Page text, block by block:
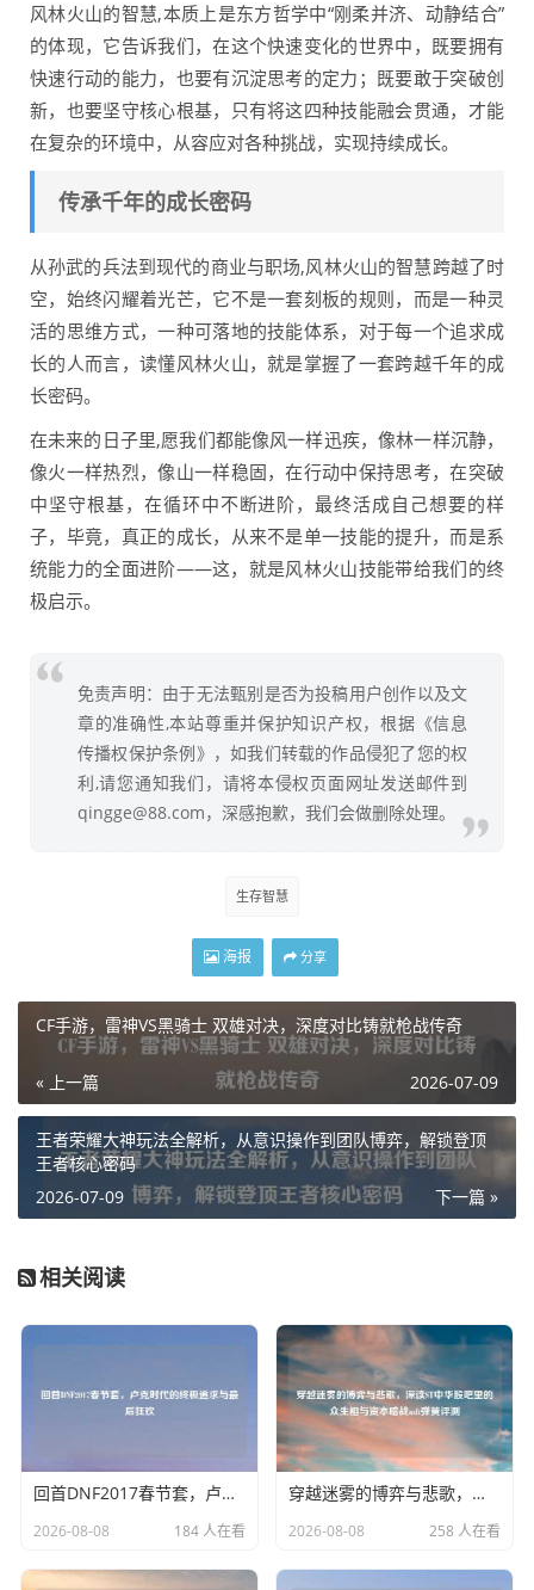
风林火山的智慧,本质上是东方哲学中“刚柔并济、动静结合”
的体现，它告诉我们，在这个快速变化的世界中，既要拥有
快速行动的能力，也要有沉淀思考的定力；既要敢于突破创
新，也要坚守核心根基，只有将这四种技能融会贯通，才能
在复杂的环境中，从容应对各种挑战，实现持续成长。
传承千年的成长密码
从孙武的兵法到现代的商业与职场,风林火山的智慧跨越了时
空，始终闪耀着光芒，它不是一套刻板的规则，而是一种灵
活的思维方式，一种可落地的技能体系，对于每一个追求成
长的人而言，读懂风林火山，就是掌握了一套跨越千年的成
长密码。
在未来的日子里,愿我们都能像风一样迅疾，像林一样沉静，
像火一样热烈，像山一样稳固，在行动中保持思考，在突破
中坚守根基，在循环中不断进阶，最终活成自己想要的样
子，毕竟，真正的成长，从来不是单一技能的提升，而是系
统能力的全面进阶——这，就是风林火山技能带给我们的终
极启示。
免责声明：由于无法甄别是否为投稿用户创作以及文
章的准确性,本站尊重并保护知识产权，根据《信息
传播权保护条例》，如我们转载的作品侵犯了您的权
利,请您通知我们，请将本侵权页面网址发送邮件到
qingge@88.com，深感抱歉，我们会做删除处理。
生存智慧
海报 分享
CF手游，雷神VS黑骑士 双雄对决，深度对比铸就枪战传奇
« 上一篇 2026-07-09
王者荣耀大神玩法全解析，从意识操作到团队博弈，解锁登顶
王者核心密码
下一篇 »
2026-07-09
相关阅读
回首DNF2017春节套，卢克时代的终极追求与最后狂欢
2026-08-08 184 人在看
穿越迷雾的博弈与悲歌，深读ST中华股吧里的众生相与资本暗战mft弹簧评测
2026-08-08 258 人在看